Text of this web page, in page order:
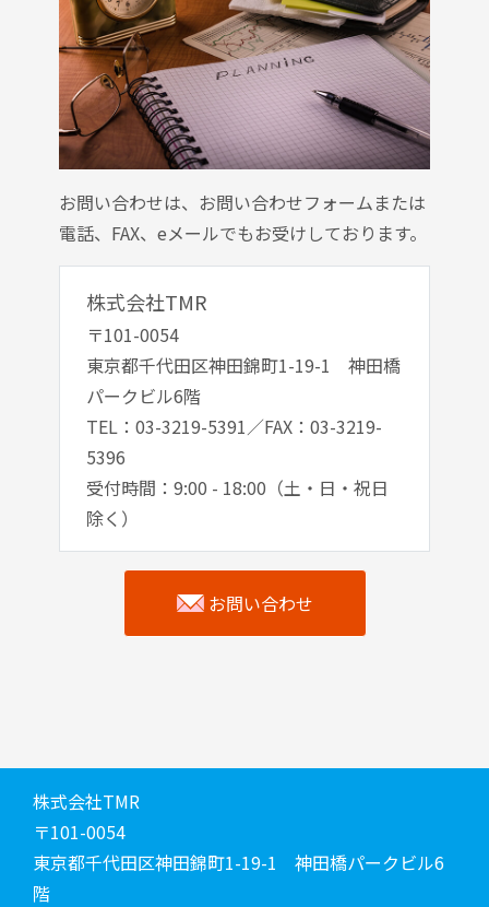
お問い合わせは、お問い合わせフォームまたは
電話、FAX、eメールでもお受けしております。
株式会社TMR
〒101-0054
東京都千代田区神田錦町1-19-1 神田橋
パークビル6階
TEL：03-3219-5391／FAX：03-3219-
5396
受付時間：9:00 - 18:00（土・日・祝日
除く）
お問い合わせ
株式会社TMR
〒101-0054
東京都千代田区神田錦町1-19-1 神田橋パークビル6
階